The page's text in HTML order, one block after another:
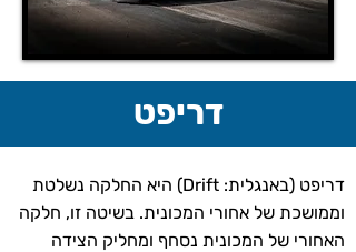
דריפט
דריפט (באנגלית: Drift) היא החלקה נשלטת
וממושכת של אחורי המכונית. בשיטה זו, חלקה
האחורי של המכונית נסחף ומחליק הצידה